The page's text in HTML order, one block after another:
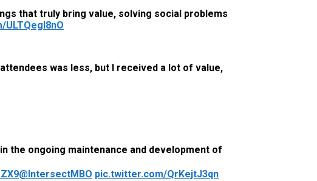
that truly bring value, solving social problems
was less, but I received a lot of value,
the ongoing maintenance and development of
@IntersectMBO pic.twitter.com/QrKejtJ3qn